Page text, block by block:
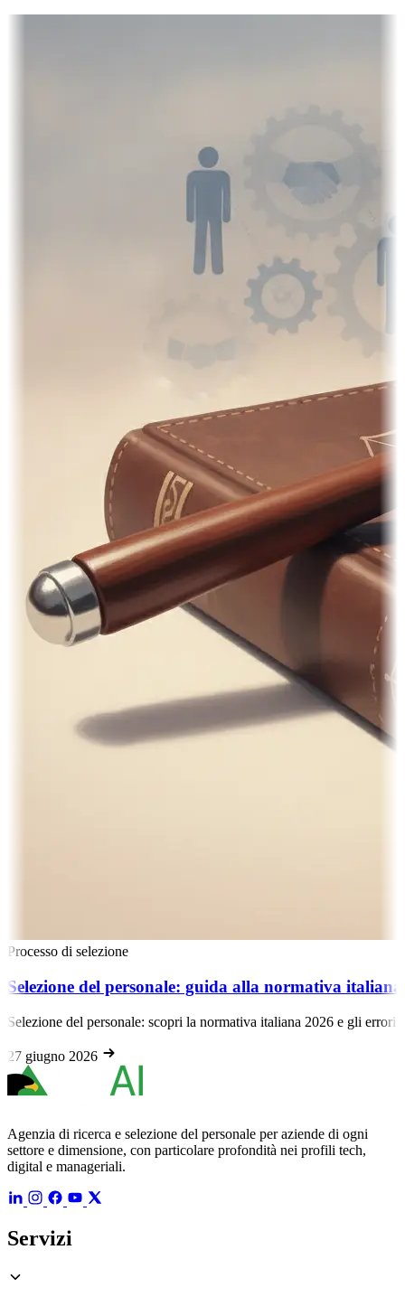
Processo di selezione
Selezione del personale: guida alla normativa
Selezione del personale: scopri la normativa italiana 2026 e gli
27 giugno 2026
Agenzia di ricerca e selezione del personale per aziende di ogni
settore e dimensione, con particolare profondità nei profili tech,
digital e manageriali.
Servizi